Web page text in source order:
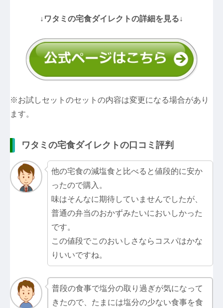
↓ワタミの宅食ダイレクトの詳細を見る↓
※お試しセットのセットの内容は変更になる場合があり
ます。
ワタミの宅食ダイレクトの口コミ評判
他の宅食の減塩食と比べると値段的に安か
ったので購入。
味はそんなに期待していませんでしたが、
普通の弁当のおかずみたいにおいしかった
です。
この値段でこのおいしさならコスパはかな
りいいですね。
普段の食事で塩分の取り過ぎが気になって
きたので、たまには塩分の少ない食事を食